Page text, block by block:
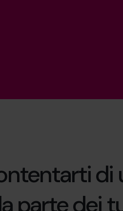
di
parte dei